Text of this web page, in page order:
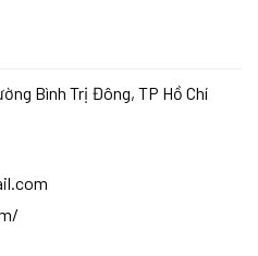
Bình Trị Đông, TP Hồ Chí